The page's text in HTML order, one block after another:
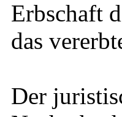
Erbschaft
das
Der